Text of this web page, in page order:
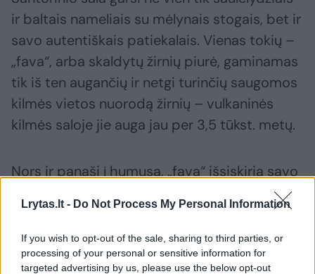
Lrytas.lt - Do Not Process My Personal Information
If you wish to opt-out of the sale, sharing to third parties, or
processing of your personal or sensitive information for
targeted advertising by us, please use the below opt-out
ir baltais nameliais su mėlynais stogais, bet ir
savo autentiškais patiekalais. Vienas tokių –
„fava“, arba skaldytų žirnių piurė, gaminamas
tik iš ten augančių ir netgi turinčių saugomos
kilmės vietos nuorodą žirnių – vulkaninės
kilmės saloje jie auga jau per 3,5 tūkst. metų.
Nors ir panaši į humusą, „fava“ išsiskiria savo
saldžiu skoniu. Be to, pastarasis gaminamas
iš skaldytų žirnių, o humusas – iš avinžirnių.
Virtuvės meistrai kviečia pasigaminti „favos“